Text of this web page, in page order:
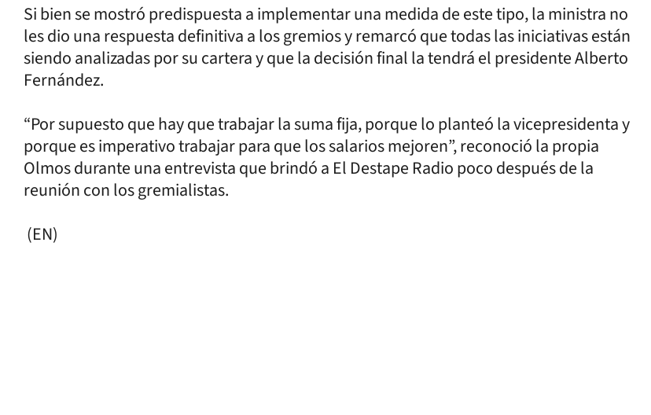
Si bien se mostró predispuesta a implementar una medida de este tipo, la ministra no
les dio una respuesta definitiva a los gremios y remarcó que todas las iniciativas están
siendo analizadas por su cartera y que la decisión final la tendrá el presidente Alberto
Fernández.
“Por supuesto que hay que trabajar la suma fija, porque lo planteó la vicepresidenta y
porque es imperativo trabajar para que los salarios mejoren”, reconoció la propia
Olmos durante una entrevista que brindó a El Destape Radio poco después de la
reunión con los gremialistas.
(EN)